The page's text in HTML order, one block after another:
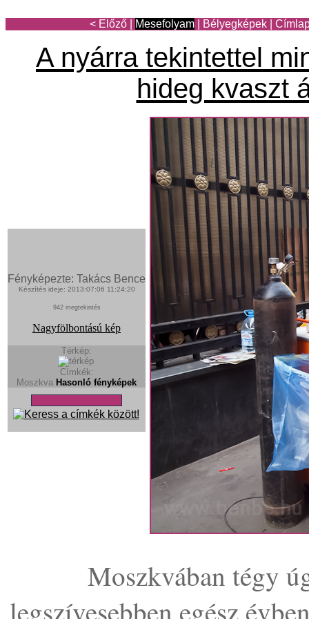
< Előző Mesefolyam Bélyegképek
A nyárra tekintettel
hideg kvaszt
Fényképezte: Takács Bence
Készítés ideje: 2013:07:06 11:24:20
942 megtekintés
Nagyfölbontású kép
Térkép:
Címkék:
Moszkva Hasonló fényképek
Moszkvában tégy
legszívesebben egész